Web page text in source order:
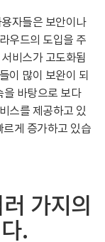
자들은 보안이나
우드의 도입을 주
비스가 고도화됨
이 많이 보완이 되
을 바탕으로 보다
스를 제공하고 있
르게 증가하고 있습
가지의
.